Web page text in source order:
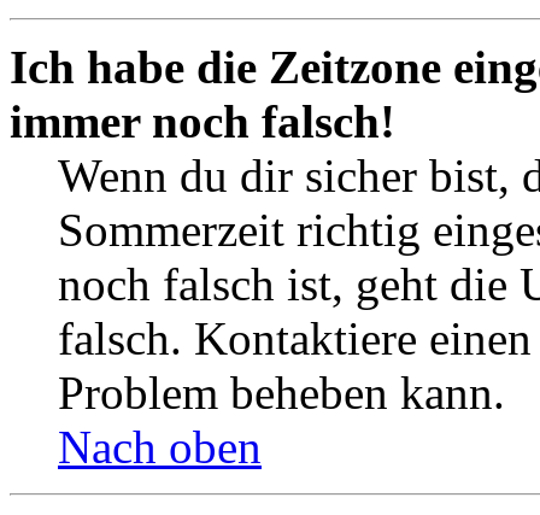
Ich habe die Zeitzone
immer noch falsch!
Wenn du dir sicher bist,
Sommerzeit richtig
noch falsch ist, geht die
falsch. Kontaktiere
Problem beheben kann.
Nach oben